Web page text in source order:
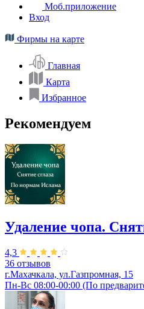
Моб.приложение
Вход
Фирмы на карте
Главная
Карта
Избранное
Рекомендуем
Удаление чопа.
4,3
36 отзывов
г.Махачкала, ул.Газпромная, 15
Пн-Вс 08:00-00:00 (По